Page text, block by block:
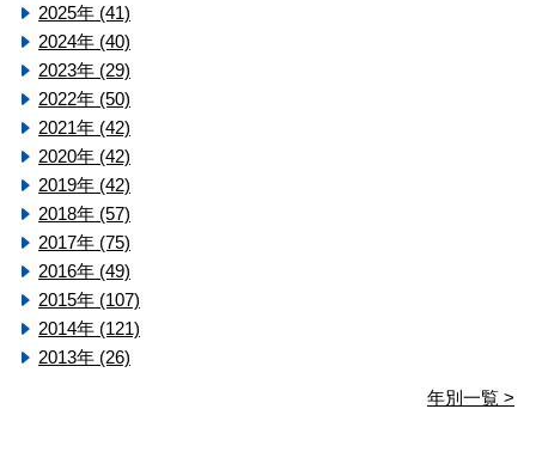
2025年 (41)
2024年 (40)
2023年 (29)
2022年 (50)
2021年 (42)
2020年 (42)
2019年 (42)
2018年 (57)
2017年 (75)
2016年 (49)
2015年 (107)
2014年 (121)
2013年 (26)
年別一覧 >